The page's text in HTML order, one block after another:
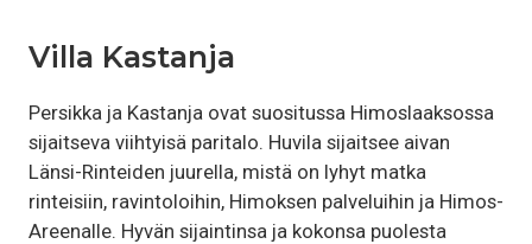
Villa Kastanja
Persikka ja Kastanja ovat suositussa Himoslaaksossa
sijaitseva viihtyisä paritalo. Huvila sijaitsee aivan
Länsi-Rinteiden juurella, mistä on lyhyt matka
rinteisiin, ravintoloihin, Himoksen palveluihin ja Himos-
Areenalle. Hyvän sijaintinsa ja kokonsa puolesta